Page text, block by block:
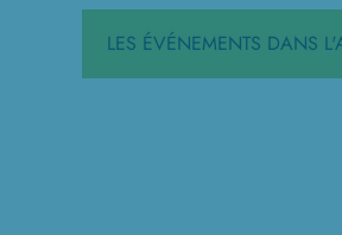
LES ÉVÉNEMENTS DANS